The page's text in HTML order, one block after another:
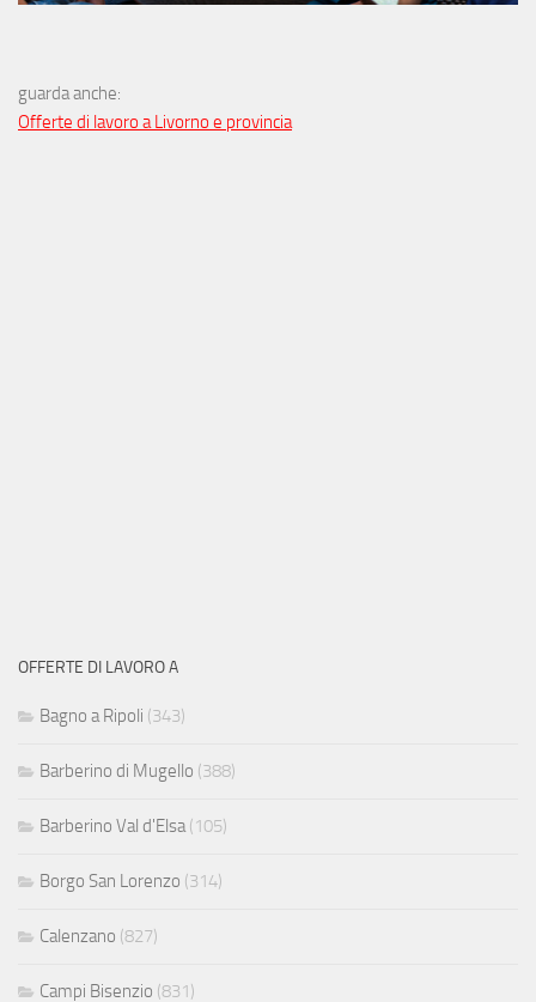
guarda anche:
Offerte di lavoro a Livorno e provincia
OFFERTE DI LAVORO A
Bagno a Ripoli (343)
Barberino di Mugello (388)
Barberino Val d'Elsa(105)
Borgo San Lorenzo (314)
Calenzano (827)
Campi Bisenzio (831)